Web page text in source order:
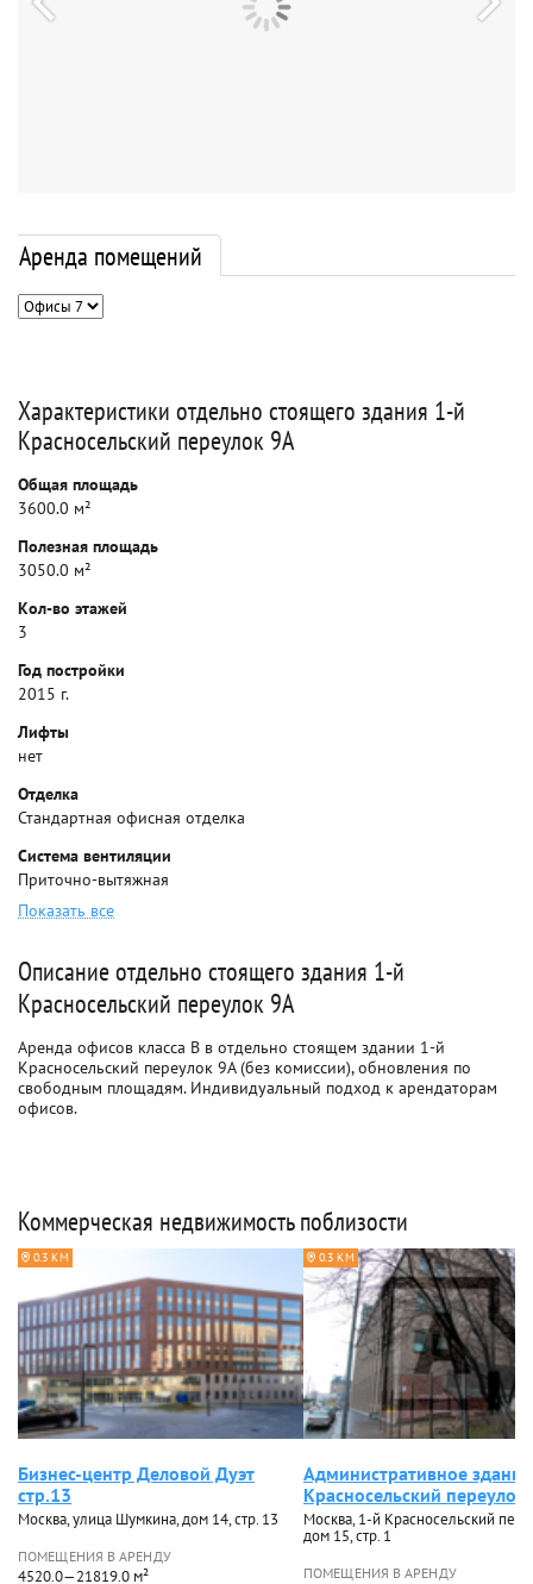
Аренда помещений
Характеристики отдельно стоящего здания 1-й
Красносельский переулок 9А
Общая площадь
3600.0 м²
Полезная площадь
3050.0 м²
Кол-во этажей
3
Год постройки
2015 г.
Лифты
нет
Отделка
Стандартная офисная отделка
Система вентиляции
Приточно-вытяжная
Показать все
Описание отдельно стоящего здания 1-й
Красносельский переулок 9А
Аренда офисов класса B в отдельно стоящем здании 1-й
Красносельский переулок 9А (без комиссии), обновления по
свободным площадям. Индивидуальный подход к арендаторам
офисов.
Коммерческая недвижимость поблизости
0.3 КМ
Бизнес-центр Деловой Дуэт
стр.13
Москва, улица Шумкина, дом 14, стр. 13
ПОМЕЩЕНИЯ В АРЕНДУ
4520.0—21819.0 м²
0.3 КМ
Административное
Красносельский переулок
Москва, 1-й Красносельский
дом 15, стр. 1
ПОМЕЩЕНИЯ В АРЕНДУ